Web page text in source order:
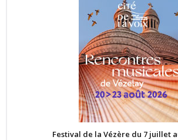
Festival de la Vézère du 7 juillet